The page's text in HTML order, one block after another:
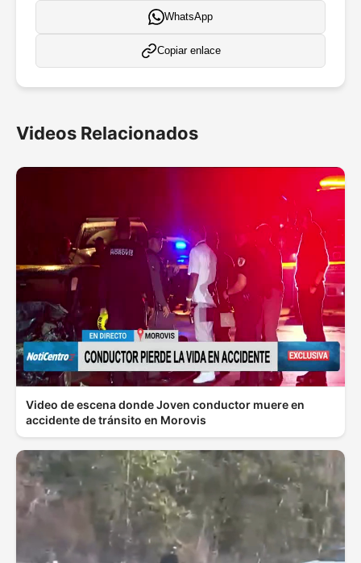
WhatsApp
Copiar enlace
Videos Relacionados
Video de escena donde Joven conductor muere en
accidente de tránsito en Morovis